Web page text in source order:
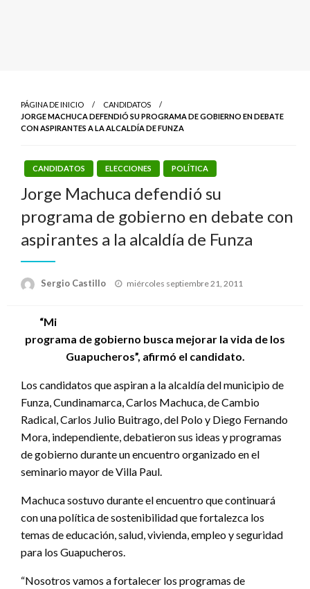
PÁGINA DE INICIO
CANDIDATOS
JORGE MACHUCA DEFENDIÓ SU PROGRAMA DE GOBIERNO EN DEBATE
CON ASPIRANTES A LA ALCALDÍA DE FUNZA
CANDIDATOS ELECCIONES POLÍTICA
Jorge Machuca defendió su
programa de gobierno en debate con
aspirantes a la alcaldía de Funza
Sergio Castillo
Publicado
miércoles septiembre 21, 2011
“Mi
programa de gobierno busca mejorar la vida de los
Guapucheros”, afirmó el candidato.
Los candidatos que aspiran a la alcaldía del municipio de
Funza, Cundinamarca, Carlos Machuca, de Cambio
Radical, Carlos Julio Buitrago, del Polo y Diego Fernando
Mora, independiente, debatieron sus ideas y programas
de gobierno durante un encuentro organizado en el
seminario mayor de Villa Paul.
Machuca sostuvo durante el encuentro que continuará
con una política de sostenibilidad que fortalezca los
temas de educación, salud, vivienda, empleo y seguridad
para los Guapucheros.
“Nosotros vamos a fortalecer los programas de